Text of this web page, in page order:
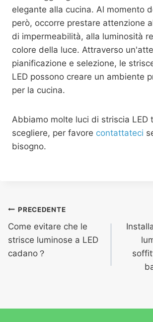
elegante alla cucina. Al momento
però, occorre prestare attenzione
di impermeabilità, alla luminosità
colore della luce. Attraverso
pianificazione e selezione, le
LED possono creare un ambiente
per la cucina.
Abbiamo molte luci di striscia LED
scegliere, per favore contattateci
bisogno.
PRECEDENTE
Come evitare che le
strisce luminose a LED
cadano？